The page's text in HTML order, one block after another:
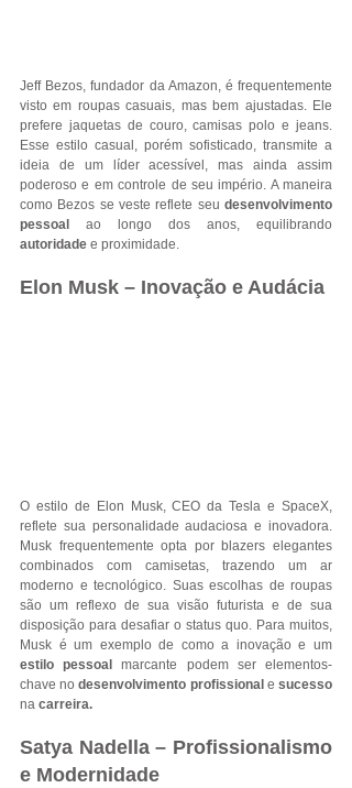
Jeff Bezos, fundador da Amazon, é frequentemente
visto em roupas casuais, mas bem ajustadas. Ele
prefere jaquetas de couro, camisas polo e jeans.
Esse estilo casual, porém sofisticado, transmite a
ideia de um líder acessível, mas ainda assim
poderoso e em controle de seu império. A maneira
como Bezos se veste reflete seu desenvolvimento
pessoal
autoridade e proximidade.
Elon Musk – Inovação e Audácia
O estilo de Elon Musk, CEO da Tesla e SpaceX,
reflete sua personalidade audaciosa e inovadora.
Musk frequentemente opta por blazers elegantes
combinados com camisetas, trazendo um ar
moderno e tecnológico. Suas escolhas de roupas
são um reflexo de sua visão futurista e de sua
disposição para desafiar o status quo. Para muitos,
estilo pessoal marcante podem ser elementos-
chave no desenvolvimento profissional e
na carreira.
Satya Nadella – Profissionalismo
e Modernidade